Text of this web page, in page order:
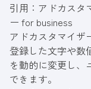
引用： アドカスタ
ー for business
アドカスタマイザ
登録した文字や数
を動的に変更し、
できます。